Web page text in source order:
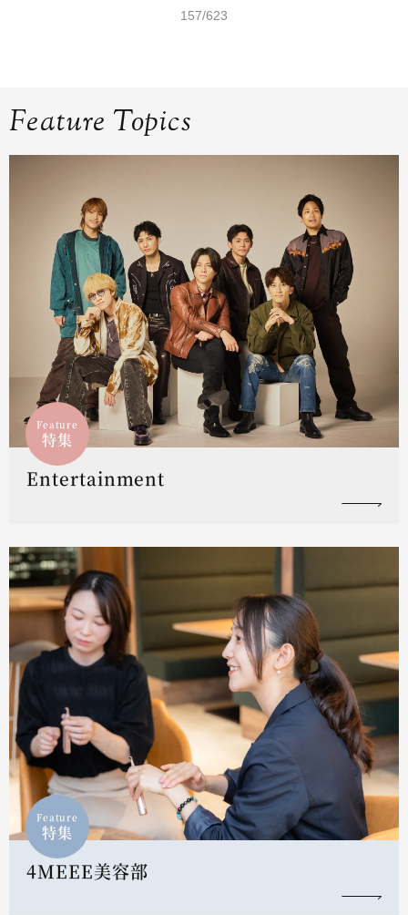
157/623
Feature Topics
Feature
特集
Entertainment
Feature
特集
4MEEE美容部